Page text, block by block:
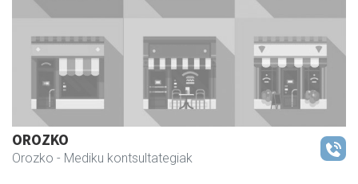
OROZKO
Orozko - Mediku kontsultategiak